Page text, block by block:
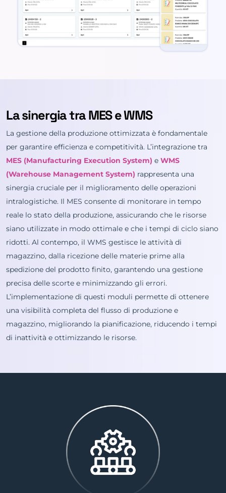
La sinergia tra MES e WMS
La gestione della produzione ottimizzata è fondamentale
per garantire efficienza e competitività. L’integrazione tra
MES (Manufacturing Execution System) e WMS
(Warehouse Management System) rappresenta una
sinergia cruciale per il miglioramento delle operazioni
intralogistiche. Il MES consente di monitorare in tempo
reale lo stato della produzione, assicurando che le risorse
siano utilizzate in modo ottimale e che i tempi di ciclo siano
ridotti. Al contempo, il WMS gestisce le attività di
magazzino, dalla ricezione delle materie prime alla
spedizione del prodotto finito, garantendo una gestione
precisa delle scorte e minimizzando gli errori.
L’implementazione di questi moduli permette di ottenere
una visibilità completa del flusso di produzione e
magazzino, migliorando la pianificazione, riducendo i tempi
di inattività e ottimizzando le risorse.